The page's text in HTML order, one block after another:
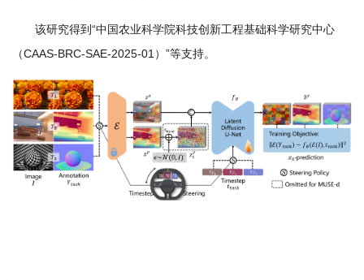
际
合
作
该研究得到“中国农业科学院科技创新工程基础科学研究中心
（CAAS-BRC-SAE-2025-01）”等支持。